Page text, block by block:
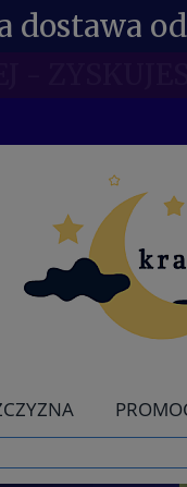
dostawa